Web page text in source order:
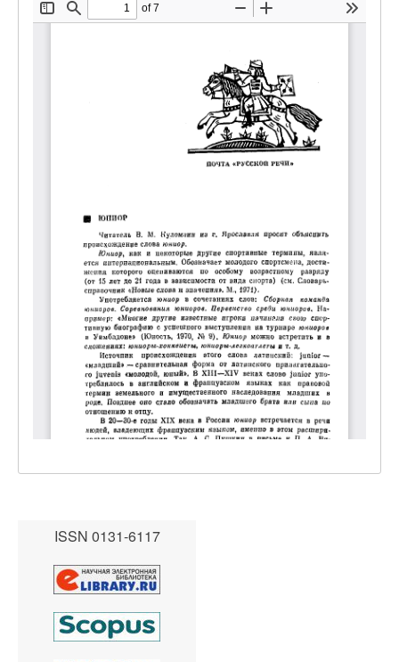
ISSN 0131-6117